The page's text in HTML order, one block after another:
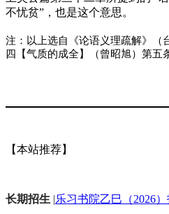
不忧贫”，也是这个意思。
注：以上选自《论语义理疏解》（
四【气质的成全】（曾昭旭）第五
【本站推荐】
长期招生 |乐习书院乙巳（2026